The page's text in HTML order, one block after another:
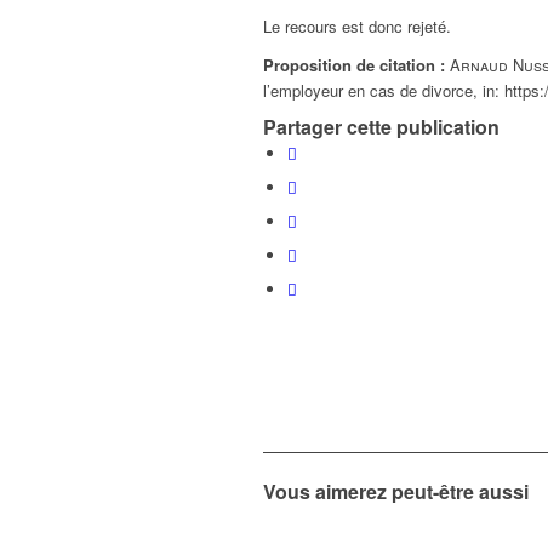
Le recours est donc rejeté.
Proposition de citation : Arnaud
l’employeur en cas de divorce, in:
Partager cette publication
Vous aimerez peut-être aussi